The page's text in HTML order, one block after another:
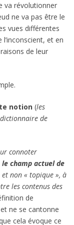
va révolutionner
ne va pas être le
vues différentes
et en
de leur
notion(les
de
connoter
le champ actuel de
et non « topique », à
les contenus des
de
ne se cantonne
cela évoque ce